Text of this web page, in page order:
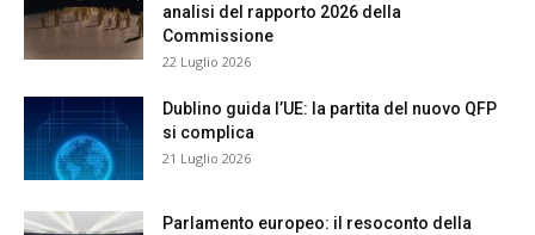
analisi del rapporto 2026 della
Commissione
22 Luglio 2026
Dublino guida l’UE: la partita del nuovo QFP
si complica
21 Luglio 2026
Parlamento europeo: il resoconto della